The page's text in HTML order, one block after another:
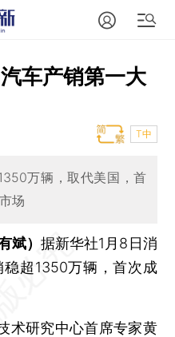
车产销第一大
T中
万辆，取代美国，首
场
斌） 据新华社1月8日消
超1350万辆，首次成
研究中心首席专家黄